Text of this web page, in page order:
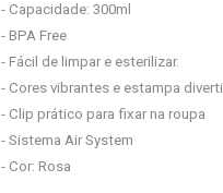
- Capacidade: 300ml
- BPA Free
- Fácil de limpar e esterilizar.
- Cores vibrantes e estampa
- Clip prático para fixar na roupa
- Sistema Air System
- Cor: Rosa